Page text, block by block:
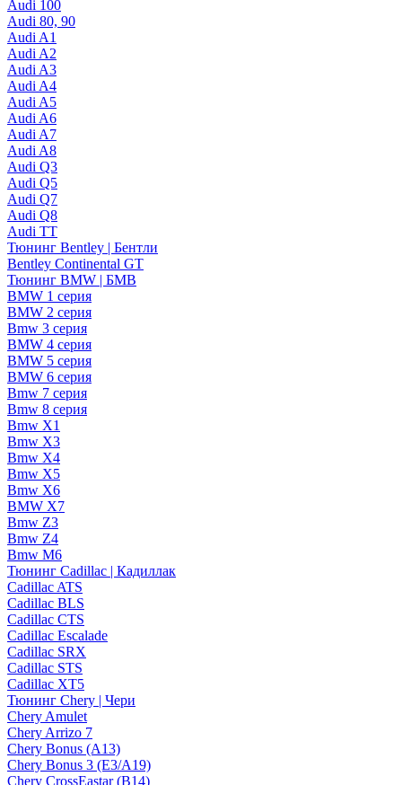
Audi 100
Audi 80, 90
Audi A1
Audi A2
Audi A3
Audi A4
Audi A5
Audi A6
Audi A7
Audi A8
Audi Q3
Audi Q5
Audi Q7
Audi Q8
Audi TT
Тюнинг Bentley | Бентли
Bentley Continental GT
Тюнинг BMW | БМВ
BMW 1 серия
BMW 2 серия
Bmw 3 серия
BMW 4 серия
BMW 5 серия
BMW 6 серия
Bmw 7 серия
Bmw 8 серия
Bmw X1
Bmw X3
Bmw X4
Bmw X5
Bmw X6
BMW X7
Bmw Z3
Bmw Z4
Bmw М6
Тюнинг Cadillac | Кадиллак
Cadillac ATS
Cadillac BLS
Cadillac CTS
Cadillac Escalade
Cadillac SRX
Cadillac STS
Cadillac XT5
Тюнинг Chery | Чери
Chery Amulet
Chery Arrizo 7
Chery Bonus (A13)
Chery Bonus 3 (E3/A19)
Chery CrossEastar (B14)